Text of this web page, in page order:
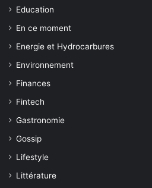
Education
En ce moment
Energie et Hydrocarbures
Environnement
Finances
Fintech
Gastronomie
Gossip
Lifestyle
Littérature